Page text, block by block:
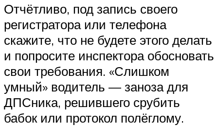
Отчётливо, под запись своего
регистратора или телефона
скажите, что не будете этого делать
и попросите инспектора обосновать
свои требования. «Слишком
умный» водитель — заноза для
ДПСника, решившего срубить
бабок или протокол полёглому.